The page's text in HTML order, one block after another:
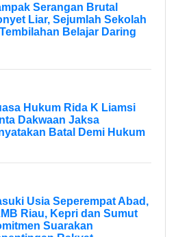
Serangan Brutal
Liar, Sejumlah Sekolah
Belajar Daring
Hukum Rida K Liamsi
Dakwaan Jaksa
Batal Demi Hukum
Usia Seperempat Abad,
Riau, Kepri dan Sumut
Suarakan